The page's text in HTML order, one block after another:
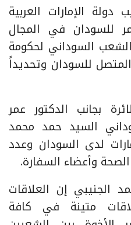
الإمارات العربية
للسودان في المجال
السوداني لحكومة
للسودان وتحديداً
بجانب الدكتور عمر
السيد حمد محمد
لدى السودان وعدد
وأعضاء السفارة.
الجنيبي إن العلاقات
متينة في كافة